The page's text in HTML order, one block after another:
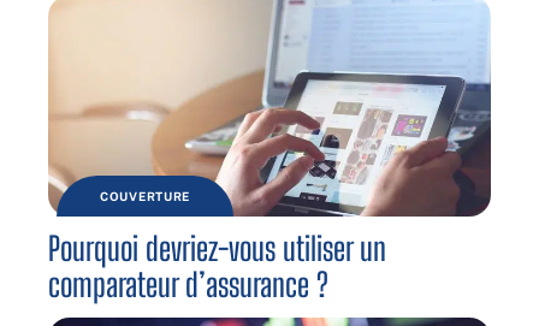
COUVERTURE
Pourquoi devriez-vous utiliser un
comparateur d’assurance ?